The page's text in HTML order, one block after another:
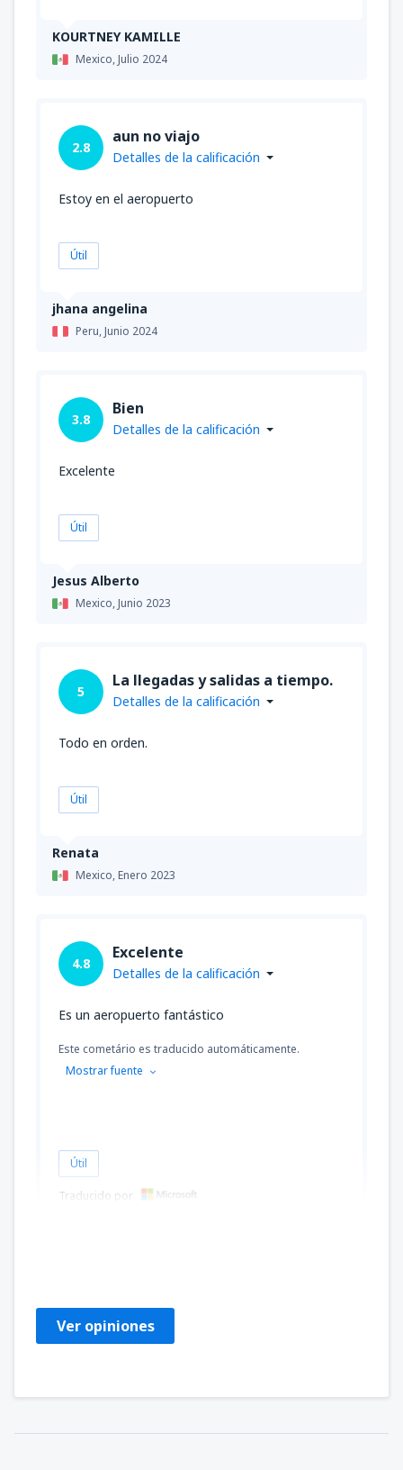
KOURTNEY KAMILLE
Mexico,Julio 2024
jhana angelina
Peru,Junio 2024
2.8
aun no viajo
Detalles de la calificación
Estoy en el aeropuerto
Útil
Jesus Alberto
Mexico,Junio 2023
3.8
Bien
Detalles de la calificación
Excelente
Útil
Renata
Mexico,Enero 2023
5
La llegadas y salidas a tiempo.
Detalles de la calificación
Todo en orden.
Útil
4.8
Excelente
Detalles de la calificación
Es un aeropuerto fantástico
Este cometário es traducido automáticamente.
Mostrar fuente
Útil
Traducido por
Ver opiniones